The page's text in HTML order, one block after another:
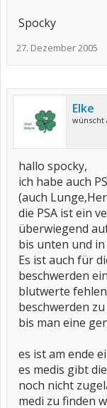
Spocky
27. Dezember 2005
Elke
wünscht
hallo spocky,
ich habe auch
(auch
die PSA ist ein
überwiegend
bis unten und
Es ist auch für
beschwerden
blutwerte fehlen
beschwerden
bis man eine
es ist am ende
es medis gibt
noch nicht
medi zu finden